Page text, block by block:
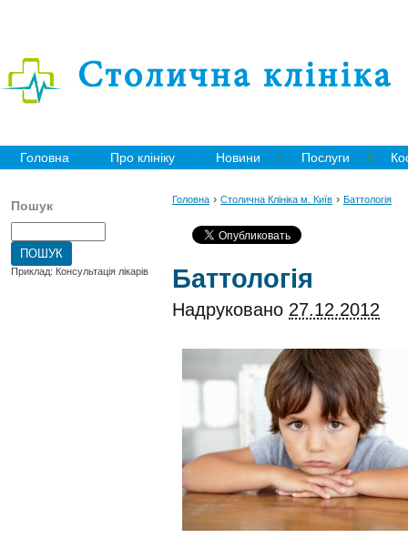
Головна Про клініку Новини Послуги
Пошук
Приклад: Консультація лікарів
Головна › Столична Клініка м. Київ › Баттологія
Баттологія
Надруковано 27.12.2012